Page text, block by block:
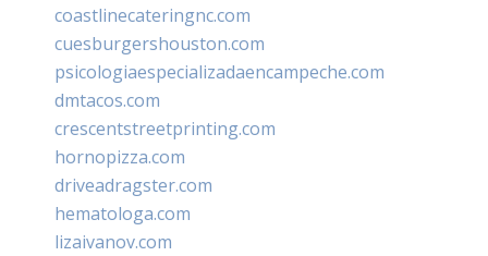
coastlinecateringnc.com
cuesburgershouston.com
psicologiaespecializadaencampeche.com
dmtacos.com
crescentstreetprinting.com
hornopizza.com
driveadragster.com
hematologa.com
lizaivanov.com